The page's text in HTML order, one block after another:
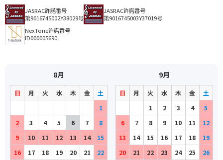
JASRAC許諾番号
第9016745002Y38029号
JASRAC許諾番号
第9016745003Y37019号
NexTone許諾番号
ID000005690
8月
日 月 火 水 木 金
土
1
2
3 4 5 6 7
8
9
10 11 12 13 14
15
16
17 18 19 20 21 22
9月
日 月 火 水 木 金
土
1
2 3 4
5
6
7 8 9 10 11
12
13
14 15 16 17 18
19
20
21 22 23 24 25 26